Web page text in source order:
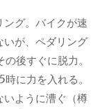
ング。バイクが速
いが、ペダリング
後すぐに脱力。
時に力を入れる。
いように漕ぐ（樽